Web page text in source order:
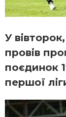
У
провів
поєдинок
першої